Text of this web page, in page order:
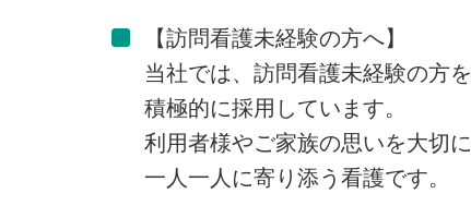
【訪問看護未経験の方へ】
当社では、訪問看護未経験の方を
積極的に採用しています。
利用者様やご家族の思いを大切に
一人一人に寄り添う看護です。